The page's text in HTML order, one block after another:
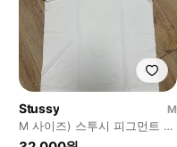
Stussy
M
M 사이즈) 스투시 피그먼트 반
팔티 내츄럴 색상